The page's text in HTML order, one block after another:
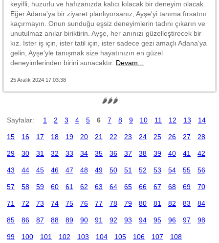
keyifli, huzurlu ve hafızanızda kalıcı kılacak bir deneyim olacak.
Eğer Adana'ya bir ziyaret planlıyorsanız, Ayşe'yi tanıma fırsatını
kaçırmayın. Onun sunduğu eşsiz deneyimlerin tadını çıkarın ve
unutulmaz anılar biriktirin. Ayşe, her anınızı güzelleştirecek bir
kız. İster iş için, ister tatil için, ister sadece gezi amaçlı Adana'ya
gelin, Ayşe'yle tanışmak size hayatınızın en güzel
deneyimlerinden birini sunacaktır. Devam...
25 Aralık 2024 17:03:38
🌶🌶🌶
Sayfalar: 1 2 3 4 5 6 7 8 9 10 11 12 13 14
15 16 17 18 19 20 21 22 23 24 25 26 27 28
29 30 31 32 33 34 35 36 37 38 39 40 41 42
43 44 45 46 47 48 49 50 51 52 53 54 55 56
57 58 59 60 61 62 63 64 65 66 67 68 69 70
71 72 73 74 75 76 77 78 79 80 81 82 83 84
85 86 87 88 89 90 91 92 93 94 95 96 97 98
99 100 101 102 103 104 105 106 107 108